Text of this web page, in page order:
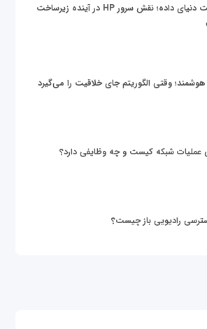
زیر پوست دنیای داده؛ نقش سرور HP در آینده زیرساخت
هوشمند؛ وقتی الگوریتم جای خلاقیت را می‌گیرد
عملیات شبکه کیست و چه وظایفی دارد؟
رادیویی باز چیست؟